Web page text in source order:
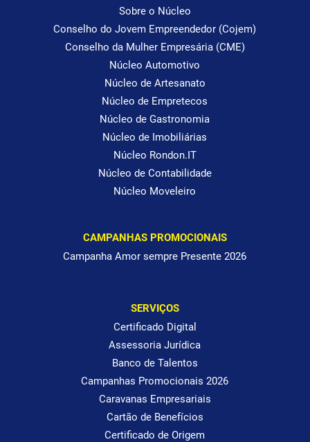
Sobre o Núcleo
Conselho do Jovem Empreendedor (Cojem)
Conselho da Mulher Empresária (CME)
Núcleo Automotivo
Núcleo de Artesanato
Núcleo de Empretecos
Núcleo de Gastronomia
Núcleo de Imobiliárias
Núcleo Rondon.IT
Núcleo de Contabilidade
Núcleo Moveleiro
CAMPANHAS PROMOCIONAIS
Campanha Amor sempre Presente 2026
SERVIÇOS
Certificado Digital
Assessoria Jurídica
Banco de Talentos
Campanhas Promocionais 2026
Caravanas Empresariais
Cartão de Benefícios
Certificado de Origem